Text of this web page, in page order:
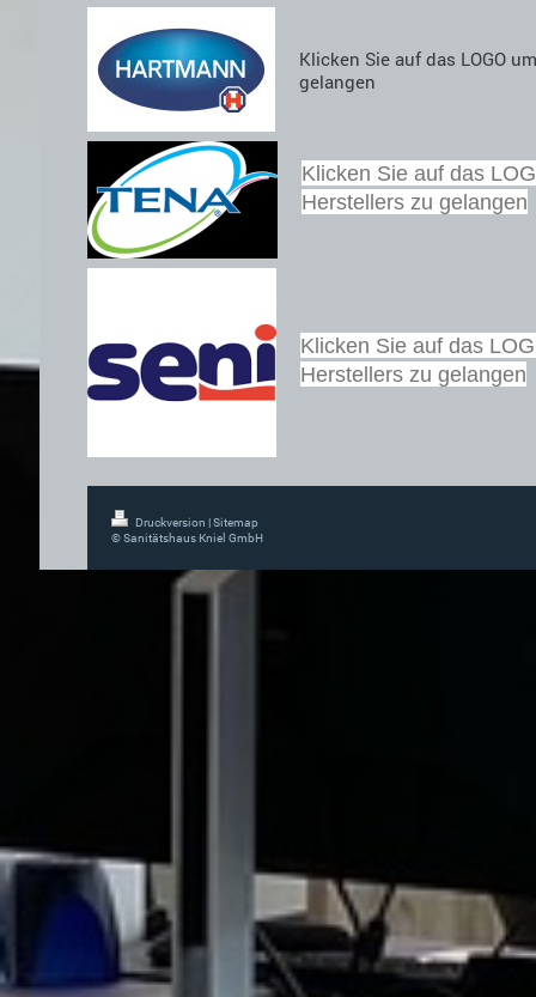
Klicken Sie auf das LOGO
gelangen
Klicken Sie auf das
Herstellers zu gelangen
Klicken Sie auf das
Herstellers zu gelangen
Druckversion |Sitemap
© Sanitätshaus Kniel GmbH